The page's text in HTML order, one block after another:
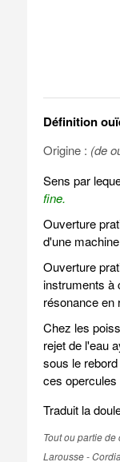
Définition
Origine : (de
Sens par
fine.
Ouverture
d'une
Ouverture
instruments à
résonance en
Chez les
rejet de l'eau
sous le
ces
Traduit la
Tout ou partie
Larousse -